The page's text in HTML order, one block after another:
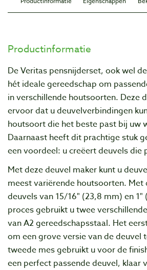
Productinformatie
De Veritas pensnijderset, ook wel
hét ideale gereedschap om
in verschillende houtsoorten. Deze
ervoor dat u deuvelverbindingen
houtsoort die het beste past bij uw
Daarnaast heeft dit prachtige stuk
een voordeel: u creëert deuvels die
Met deze deuvel maker kunt u
meest variërende houtsoorten. Met
deuvels van 15/16" (23,8 mm) en 1"
proces gebruikt u twee
van A2 gereedschapsstaal. Het
om een grove versie van de deuvel
tweede mes gebruikt u voor de
een perfect passende deuvel, klaar